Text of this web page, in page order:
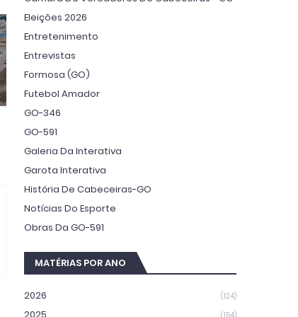
Eleições 2026
Entretenimento
Entrevistas
Formosa (GO)
Futebol Amador
GO-346
GO-591
Galeria Da Interativa
Garota Interativa
História De Cabeceiras-GO
Notícias Do Esporte
Obras Da GO-591
MATÉRIAS POR ANO
2026 (124)